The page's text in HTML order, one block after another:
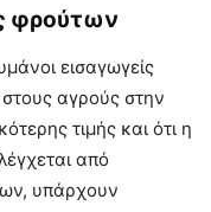
φρούτων
εισαγωγείς
αγρούς στην
τιμής και ότι η
από
υπάρχουν